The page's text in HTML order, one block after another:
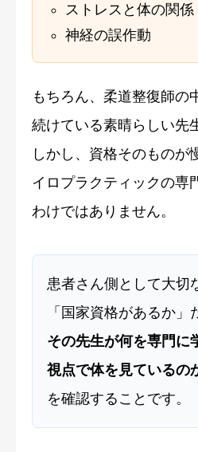
ストレスと体の関係
神経の誤作動
もちろん、柔道整復師の
続けている素晴らしい先
しかし、資格そのものが
イロプラクティックの専
わけではありません。
患者さん側として大切
「国家資格があるか」
その先生が何を専門に
視点で体を見ているの
を確認することです。